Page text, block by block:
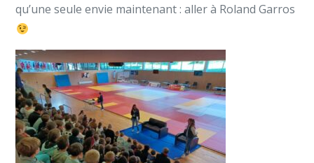
qu’une seule envie maintenant : aller à Roland Garros